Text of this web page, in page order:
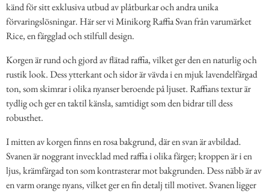
känd för sitt exklusiva utbud av plåtburkar och andra unika
förvaringslösningar. Här ser vi Minikorg Raffia Svan från varumärket
Rice, en färgglad och stilfull design.
Korgen är rund och gjord av flätad raffia, vilket ger den en naturlig och
rustik look. Dess ytterkant och sidor är vävda i en mjuk lavendelfärgad
ton, som skimrar i olika nyanser beroende på ljuset. Raffians textur är
tydlig och ger en taktil känsla, samtidigt som den bidrar till dess
robusthet.
I mitten av korgen finns en rosa bakgrund, där en svan är avbildad.
Svanen är noggrant invecklad med raffia i olika färger; kroppen är i en
ljus, krämfärgad ton som kontrasterar mot bakgrunden. Dess näbb är av
en varm orange nyans, vilket ger en fin detalj till motivet. Svanen ligger